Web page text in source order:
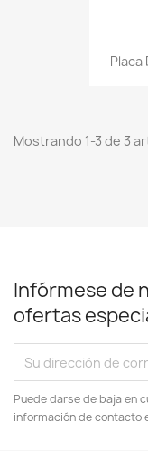
Placa
Mostrando 1-3 de 3
Infórmese de
ofertas
Puede darse de baja en
información de contacto